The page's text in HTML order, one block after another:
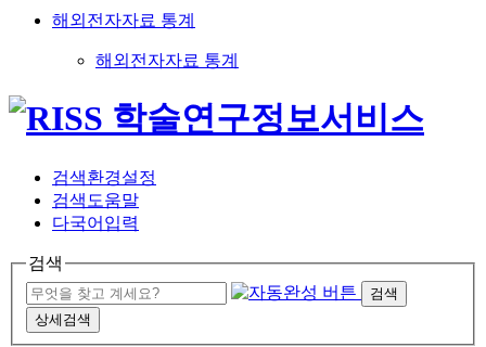
해외전자자료 통계
해외전자자료 통계
검색환경설정
검색도움말
다국어입력
검색
검색
상세검색